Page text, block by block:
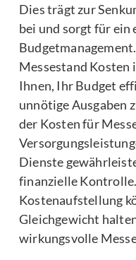
Dies trägt zur
bei und sorgt für ein
Messestand Kosten
Ihnen, Ihr Budget
unnötige Ausgaben
der Kosten für
Dienste
finanzielle
Kostenaufstellung
Gleichgewicht
wirkungsvolle